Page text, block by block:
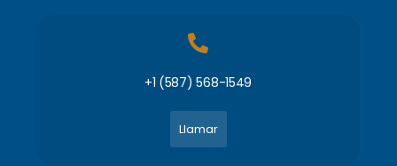
+1 (587) 568-1549
Llamar